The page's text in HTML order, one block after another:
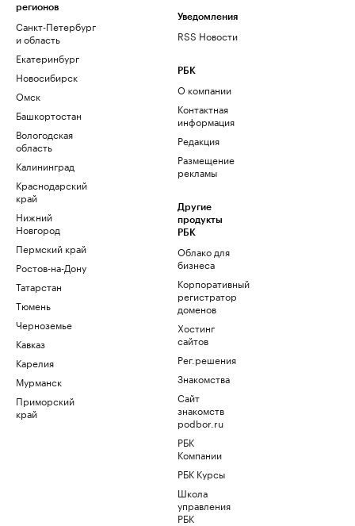
регионов
Санкт-Петербург
и область
Екатеринбург
Новосибирск
Омск
Башкортостан
Вологодская
область
Калининград
Краснодарский
край
Нижний
Новгород
Пермский край
Ростов-на-Дону
Татарстан
Тюмень
Черноземье
Кавказ
Карелия
Мурманск
Приморский
край
Уведомления
RSS Новости
РБК
О компании
Контактная
информация
Редакция
Размещение
рекламы
Другие
продукты
РБК
Облако для
бизнеса
Корпоративный
регистратор
доменов
Хостинг
сайтов
Рег.решения
Знакомства
Сайт
знакомств
podbor.ru
РБК
Компании
РБК Курсы
Школа
управления
РБК